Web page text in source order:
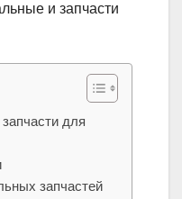
и запчасти
для
запчастей